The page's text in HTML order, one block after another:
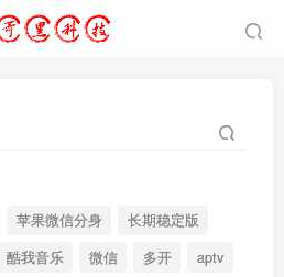
苹果微信分身
长期稳定版
酷我音乐 微信 多开
aptv